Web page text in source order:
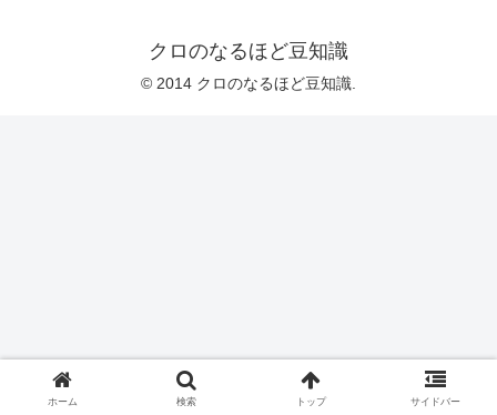
クロのなるほど豆知識
© 2014 クロのなるほど豆知識.
ホーム 検索 トップ サイドバー